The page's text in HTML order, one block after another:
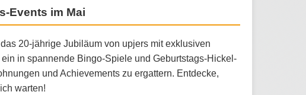
Events im Mai
20-jährige Jubiläum von upjers mit exklusiven
in spannende Bingo-Spiele und Geburtstags-Hickel-
und Achievements zu ergattern. Entdecke,
warten!